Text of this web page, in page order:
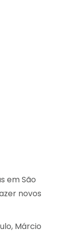
em São
novos
Márcio